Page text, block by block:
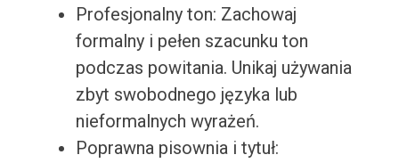
Profesjonalny ton: Zachowaj
formalny i pełen szacunku ton
podczas powitania. Unikaj używania
zbyt swobodnego języka lub
nieformalnych wyrażeń.
Poprawna pisownia i tytuł: